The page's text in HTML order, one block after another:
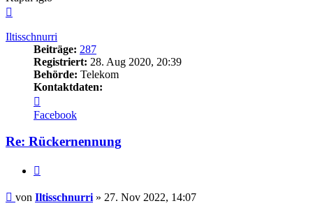
Iltisschnurri
Beiträge: 287
Registriert: 28. Aug 2020, 20:39
Behörde: Telekom
Kontaktdaten:
von
Iltisschnurri
Facebook
Re: Rückernennung
Beitrag
von Iltisschnurri » 27. Nov 2022, 14:07